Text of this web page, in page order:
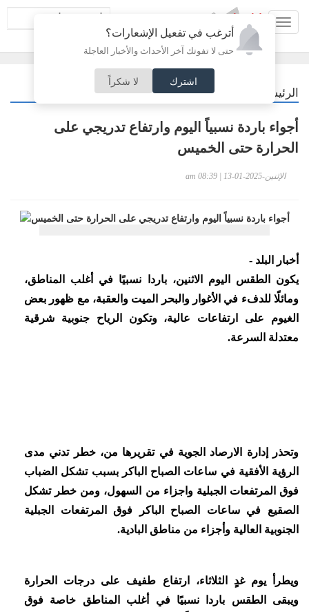
أترغب في تفعيل الإشعارات؟
حتى لا تفوتك آخر الأحداث والأخبار العاجلة
اشترك لا شكراً
الرئيسية
أجواء باردة نسبياً اليوم وارتفاع تدريجي على
الحرارة حتى الخميس
الإثنين-2025-01-13 | 08:39 am
أخبار البلد -
يكون الطقس اليوم الاثنين، باردا نسبيًا في أغلب المناطق،
ومائلًا للدفء في الأغوار والبحر الميت والعقبة، مع ظهور بعض
الغيوم على ارتفاعات عالية، وتكون الرياح جنوبية شرقية
معتدلة السرعة.
وتحذر إدارة الارصاد الجوية في تقريرها من، خطر تدني مدى
الرؤية الأفقية في ساعات الصباح الباكر بسبب تشكل الضباب
فوق المرتفعات الجبلية واجزاء من السهول، ومن خطر تشكل
الصقيع في ساعات الصباح الباكر فوق المرتفعات الجبلية
الجنوبية العالية وأجزاء من مناطق البادية.
ويطرأ يوم غدٍ الثلاثاء، ارتفاع طفيف على درجات الحرارة
ويبقى الطقس باردا نسبيًا في أغلب المناطق خاصة فوق